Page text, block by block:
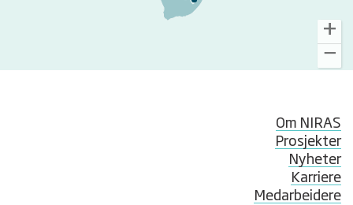
Om NIRAS
Prosjekter
Nyheter
Karriere
Medarbeidere